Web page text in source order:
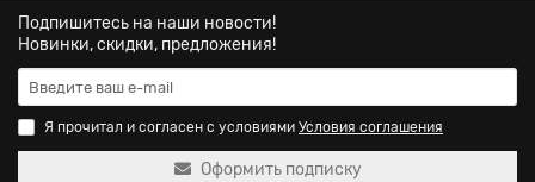
Подпишитесь на наши новости!
Новинки, скидки, предложения!
Я прочитал и согласен с условиями Условия соглашения
Оформить подписку